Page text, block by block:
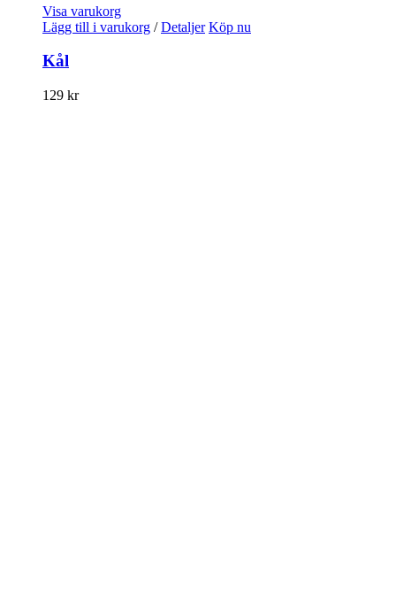
Visa varukorg
Lägg till i varukorg / Detaljer Köp nu
Kål
129 kr